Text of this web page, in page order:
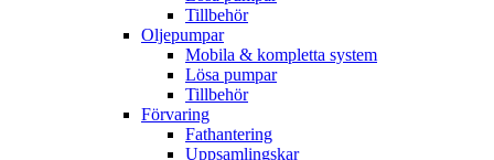
Tillbehör
Oljepumpar
Mobila & kompletta system
Lösa pumpar
Tillbehör
Förvaring
Fathantering
Uppsamlingskar